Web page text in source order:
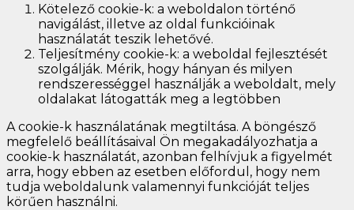
Kötelező cookie-k: a weboldalon történő
navigálást, illetve az oldal funkcióinak
használatát teszik lehetővé.
Teljesítmény cookie-k: a weboldal fejlesztését
szolgálják. Mérik, hogy hányan és milyen
rendszerességgel használják a weboldalt, mely
oldalakat látogatták meg a legtöbben
A cookie-k használatának megtiltása. A böngésző
megfelelő beállításaival Ön megakadályozhatja a
cookie-k használatát, azonban felhívjuk a figyelmét
arra, hogy ebben az esetben előfordul, hogy nem
tudja weboldalunk valamennyi funkcióját teljes
körűen használni.